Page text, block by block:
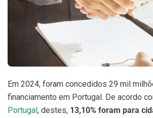
Em 2024, foram concedidos 29 mil
financiamento em Portugal. De acordo
Portugal , destes, 13,10% foram para